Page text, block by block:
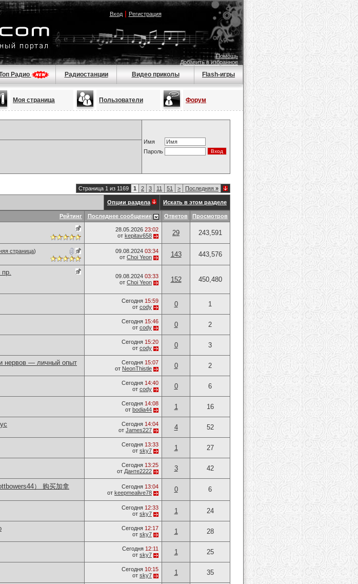
Вход| Регистрация
Помощь
Добавить в избранное
Радио Радиостанции Видео приколы Flash-игры
Моя страница Пользователи Форум
Имя
Пароль
Страница 1 из 1169 1 2 3 11 51 > Последняя »
Опции раздела Искать в этом разделе
Рейтинг Последнее сообщение Ответов Просмотров
28.05.2026 23:02
от kepitav658 29 243,591
страница)
09.08.2024 03:34
от Choi Yeon 143 443,576
пр. 09.08.2024 03:33
от Choi Yeon 152 450,480
Сегодня 15:59
от cody 0 1
Сегодня 15:46
от cody 0 2
Сегодня 15:20
от cody 0 3
нервов — личный опыт Сегодня 15:07
от NeonThistle 0 2
Сегодня 14:40
от cody 0 6
Сегодня 14:08
от bodia44 1 16
Сегодня 14:04
от James227 4 52
Сегодня 13:33
от sky7 1 27
Сегодня 13:25
от Данте2222 3 42
） 购买加拿 Сегодня 13:04
от keepmealive78 0 6
Сегодня 12:33
от sky7 1 24
Сегодня 12:17
от sky7 1 28
Сегодня 12:11
от sky7 1 25
Сегодня 10:15
от sky7 1 35